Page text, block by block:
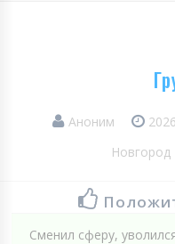
Аноним
Новгород
Сменил сферу,